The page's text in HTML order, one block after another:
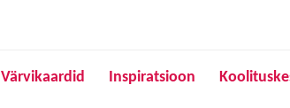
Värvikaardid Inspiratsioon